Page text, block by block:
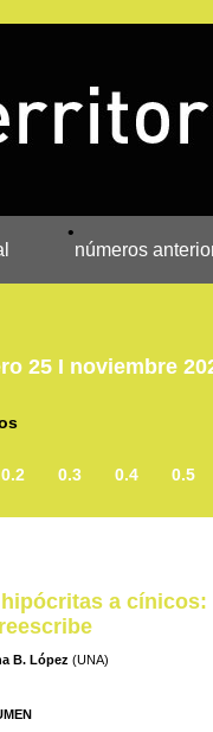
•
números
25 I noviembre
0.2 0.3 0.4 0.5
hipócritas a cínicos:
B. López (UNA)